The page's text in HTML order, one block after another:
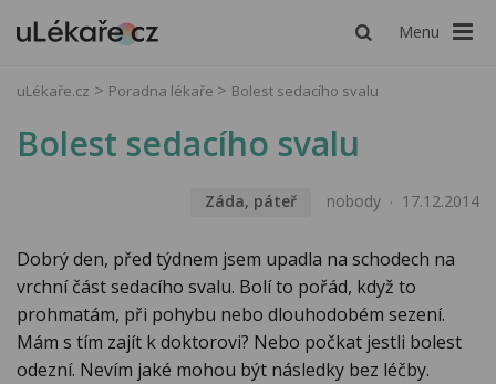
Menu
uLékaře.cz Poradna lékaře Bolest sedacího svalu
Bolest sedacího svalu
Záda, páteř nobody 17.12.2014
Dobrý den, před týdnem jsem upadla na schodech na
vrchní část sedacího svalu. Bolí to pořád, když to
prohmatám, při pohybu nebo dlouhodobém sezení.
Mám s tím zajít k doktorovi? Nebo počkat jestli bolest
odezní. Nevím jaké mohou být následky bez léčby.